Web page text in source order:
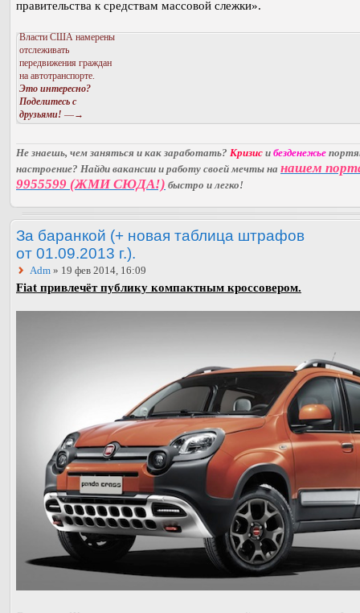
правительства к средствам массовой слежки».
Власти США намерены
отслеживать
передвижения граждан
на автотранспорте.
Это интересно?
Поделитесь с
друзьями! —→
Не знаешь, чем заняться и как заработать? Кризис и безденежье
настроение? Найди вакансии и работу своей мечты на нашем
9955599 (ЖМИ СЮДА!) быстро и легко!
За баранкой (+ новая таблица штрафов
от 01.09.2013 г.).
Adm » 19 фев 2014, 16:09
Fiat привлечёт публику компактным кроссовером.